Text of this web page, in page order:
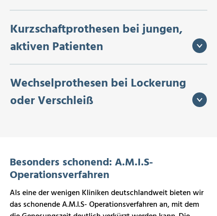
Kurzschaftprothesen bei jungen,
aktiven Patienten
Wechselprothesen bei Lockerung
oder Verschleiß
Besonders schonend: A.M.I.S-
Operationsverfahren
Als eine der wenigen Kliniken deutschlandweit bieten wir
das schonende A.M.I.S- Operationsverfahren an, mit dem